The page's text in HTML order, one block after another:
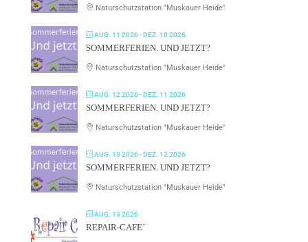
Naturschutzstation "Muskauer Heide"
AUG. 11 2026- DEZ. 10 2026
SOMMERFERIEN. UND JETZT?
Naturschutzstation "Muskauer Heide"
AUG. 12 2026- DEZ. 11 2026
SOMMERFERIEN. UND JETZT?
Naturschutzstation "Muskauer Heide"
AUG. 13 2026- DEZ. 12 2026
SOMMERFERIEN. UND JETZT?
Naturschutzstation "Muskauer Heide"
AUG. 13 2026
REPAIR-CAFE´